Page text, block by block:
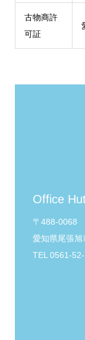
古物商許
可証
Office
〒488-0068
愛知県尾張旭
TEL 0561-